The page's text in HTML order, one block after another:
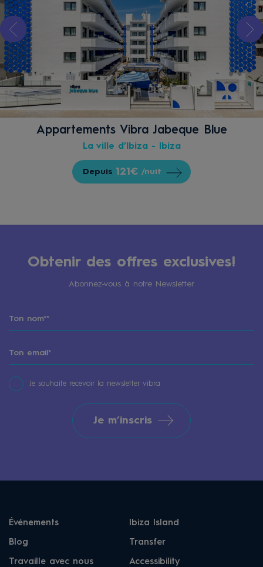
Appartements Vibra Jabeque Blue
La ville d’Ibiza - Ibiza
Depuis 121€ /nuit
Obtenir des offres exclusives!
Abonnez-vous à notre Newsletter
Je souhaite recevoir la newsletter vibra
Je m’inscris
Événements Ibiza Island
Blog Transfer
Travaille avec nous Accessibility